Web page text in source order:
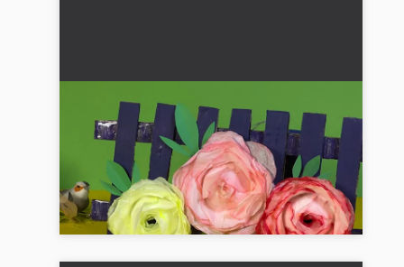
DIY roser ved havehegnet: Kreativ
gave til mors dag eller gave til
mormor
Lav et sødt havehegn med papirroser til Mors
Dag. En enkel og smuk DIY-idé til
grundskolebørn....